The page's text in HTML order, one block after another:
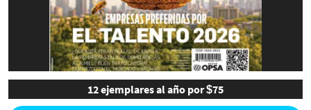
12 ejemplares al año por $75